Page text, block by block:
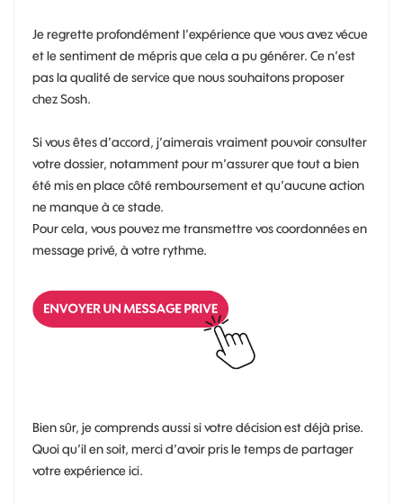
Je regrette profondément l’expérience que vous avez vécue
et le sentiment de mépris que cela a pu générer. Ce n’est
pas la qualité de service que nous souhaitons proposer
chez Sosh.
Si vous êtes d’accord, j’aimerais vraiment pouvoir consulter
votre dossier, notamment pour m’assurer que tout a bien
été mis en place côté remboursement et qu’aucune action
ne manque à ce stade.
Pour cela, vous pouvez me transmettre vos coordonnées en
message privé, à votre rythme.
Bien sûr, je comprends aussi si votre décision est déjà prise.
Quoi qu’il en soit, merci d’avoir pris le temps de partager
votre expérience ici.